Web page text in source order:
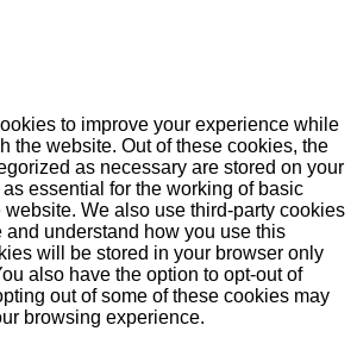
to improve your experience while
the website. Out of these cookies, the
as necessary are stored on your
essential for the working of basic
We also use third-party cookies
and understand how you use this
will be stored in your browser only
also have the option to opt-out of
out of some of these cookies may
browsing experience.